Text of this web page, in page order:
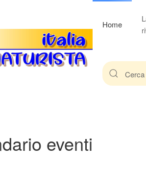
Home
eventi